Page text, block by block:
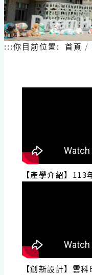
跳
到
主
要
內:::你目前位置: 首頁
【產學介紹】113
【創新設計】雲